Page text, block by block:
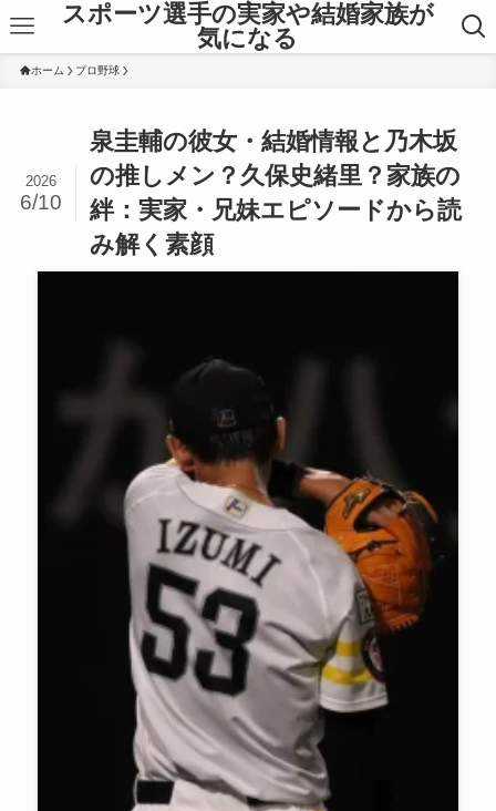
スポーツ選手の実家や結婚家族が
気になる
ホーム プロ野球
泉圭輔の彼女・結婚情報と乃木坂
の推しメン？久保史緒里？家族の
絆：実家・兄妹エピソードから読
み解く素顔
2026
6/10